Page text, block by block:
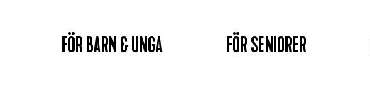
FÖR BARN & UNGA FÖR SENIORER